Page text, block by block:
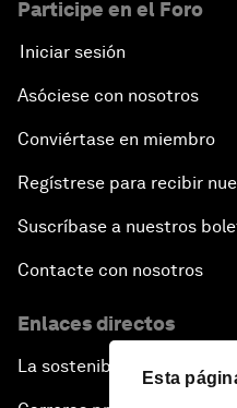
Esta
Participe en el Foro
Iniciar sesión
Asóciese con nosotros
Conviértase en miembro
Regístrese para recibir
Suscríbase a nuestros
Contacte con nosotros
Enlaces directos
La sostenibilidad en el Foro